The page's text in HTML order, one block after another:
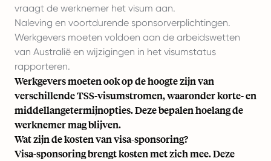
vraagt de werknemer het visum aan.
Naleving en voortdurende sponsorverplichtingen.
Werkgevers moeten voldoen aan de arbeidswetten
van Australië en wijzigingen in het visumstatus
rapporteren.
Werkgevers moeten ook op de hoogte zijn van
verschillende TSS-visumstromen, waaronder korte- en
middellangetermijnopties. Deze bepalen hoelang de
werknemer mag blijven.
Wat zijn de kosten van visa-sponsoring?
Visa-sponsoring brengt kosten met zich mee. Deze